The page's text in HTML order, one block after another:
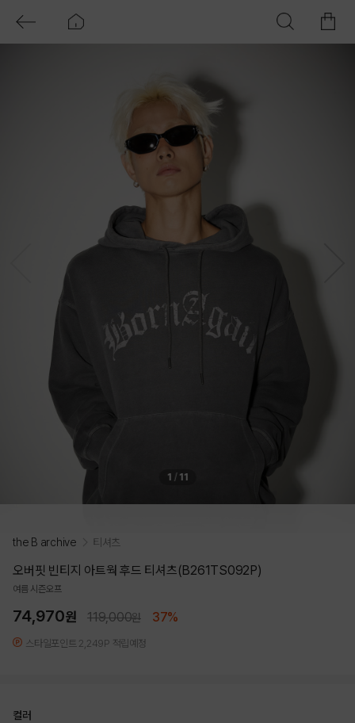
1 / 11
the B archive 티셔츠
오버핏 빈티지 아트웍 후드 티셔츠(B261TS092P)
여름 시즌오프
74,970원 119,000원 37%
스타일포인트 2,249P 적립예정
컬러